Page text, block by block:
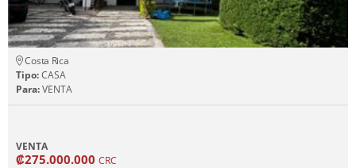
Costa Rica
Tipo:CASA
Para:VENTA
VENTA
₡275.000.000 CRC